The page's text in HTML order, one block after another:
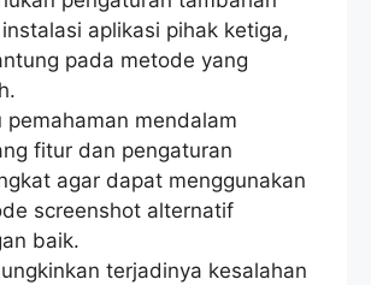
aplikasi pihak ketiga,
pada metode yang
pemahaman mendalam
fitur dan pengaturan
agar dapat menggunakan
screenshot alternatif
baik.
terjadinya kesalahan